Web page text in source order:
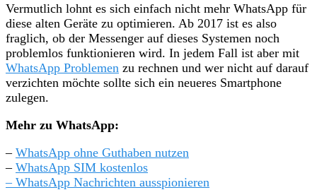
Vermutlich lohnt es sich einfach nicht mehr WhatsApp für
diese alten Geräte zu optimieren. Ab 2017 ist es also
fraglich, ob der Messenger auf dieses Systemen noch
problemlos funktionieren wird. In jedem Fall ist aber mit
WhatsApp Problemen zu rechnen und wer nicht auf darauf
verzichten möchte sollte sich ein neueres Smartphone
zulegen.
Mehr zu WhatsApp:
– WhatsApp ohne Guthaben nutzen
– WhatsApp SIM kostenlos
– WhatsApp Nachrichten ausspionieren